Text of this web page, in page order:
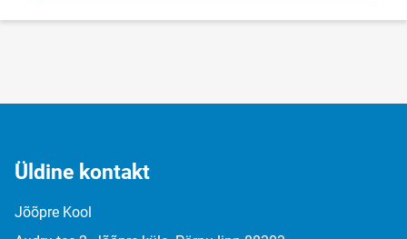
Üldine kontakt
Jõõpre Kool